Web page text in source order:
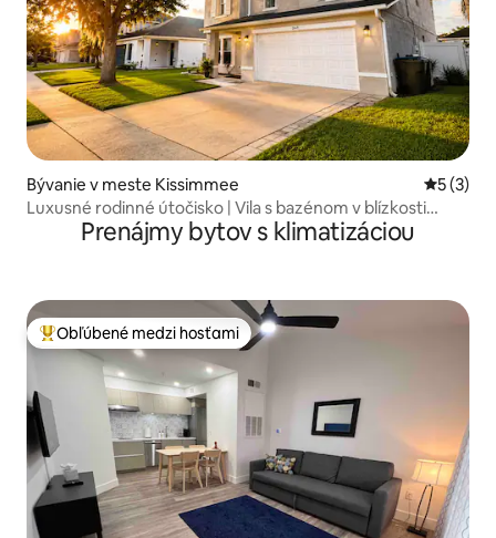
Bývanie v meste Kissimmee
5 (3)
Luxusné rodinné útočisko | Vila s bazénom v blízkosti
Disney a MCO
Prenájmy bytov s klimatizáciou
Najobľúbenejšie medzi hosťami
Obľúbené medzi hosťami